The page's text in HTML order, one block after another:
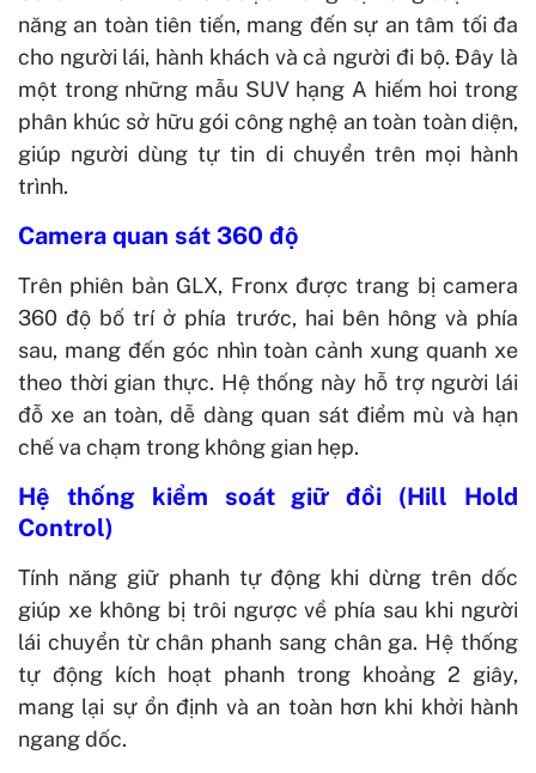
năng an toàn tiên tiến, mang đến sự an tâm tối đa
cho người lái, hành khách và cả người đi bộ. Đây là
một trong những mẫu SUV hạng A hiếm hoi trong
phân khúc sở hữu gói công nghệ an toàn toàn diện,
giúp người dùng tự tin di chuyển trên mọi hành
trình.
Camera quan sát 360 độ
Trên phiên bản GLX, Fronx được trang bị camera
360 độ bố trí ở phía trước, hai bên hông và phía
sau, mang đến góc nhìn toàn cảnh xung quanh xe
theo thời gian thực. Hệ thống này hỗ trợ người lái
đỗ xe an toàn, dễ dàng quan sát điểm mù và hạn
chế va chạm trong không gian hẹp.
Hệ thống kiểm soát giữ đồi (Hill Hold
Control)
Tính năng giữ phanh tự động khi dừng trên dốc
giúp xe không bị trôi ngược về phía sau khi người
lái chuyển từ chân phanh sang chân ga. Hệ thống
tự động kích hoạt phanh trong khoảng 2 giây,
mang lại sự ổn định và an toàn hơn khi khởi hành
ngang dốc.